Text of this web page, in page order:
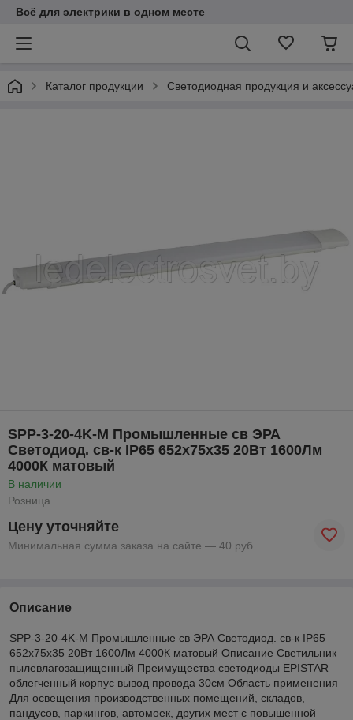
Всё для электрики в одном месте
Каталог продукции Светодиодная продукция и
SPP-3-20-4K-M Промышленные св ЭРА
Светодиод. св-к IP65 652х75х35 20Вт 1600Лм
4000К матовый
В наличии
Розница
Цену уточняйте
Минимальная сумма заказа на сайте — 40 руб.
Описание
SPP-3-20-4K-M Промышленные св ЭРА Светодиод. св-к IP65
652х75х35 20Вт 1600Лм 4000К матовый Описание Светильник
пылевлагозащищенный Преимущества светодиоды EPISTAR
облегченный корпус вывод провода 30см Область применения
Для освещения производственных помещений, складов,
пандусов, паркингов, автомоек, других мест с повышенной